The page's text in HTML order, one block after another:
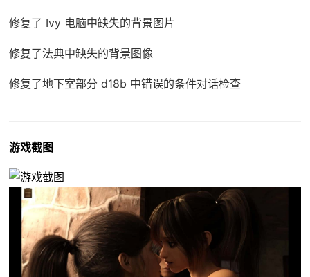
修复了 Ivy 电脑中缺失的背景图片
修复了法典中缺失的背景图像
修复了地下室部分 d18b 中错误的条件对话检查
游戏截图